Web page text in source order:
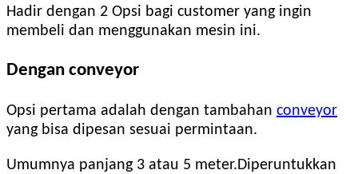
Hadir dengan 2 Opsi bagi customer yang ingin
membeli dan menggunakan mesin ini.
Dengan conveyor
Opsi pertama adalah dengan tambahan conveyor
yang bisa dipesan sesuai permintaan.
Umumnya panjang 3 atau 5 meter.Diperuntukkan